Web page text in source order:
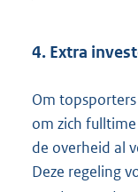
4. Extra
Om
om zich
de overheid al
Deze regeling